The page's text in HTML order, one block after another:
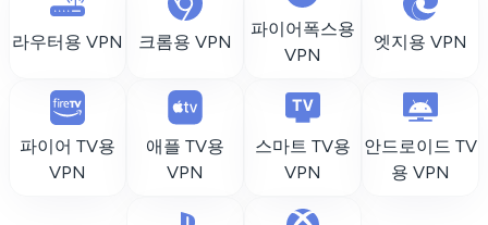
라우터용 VPN 크롬용 VPN
파이어폭스용
VPN
엣지용 VPN
파이어 TV용
VPN
애플 TV용
VPN
스마트 TV용
VPN
안드로이드 TV
용 VPN